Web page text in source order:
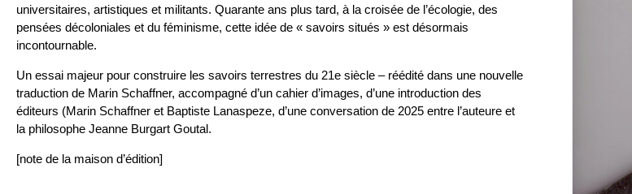
universitaires, artistiques et militants. Quarante ans plus tard, à la croisée de l’écologie, des
pensées décoloniales et du féminisme, cette idée de « savoirs situés » est désormais
incontournable.
Un essai majeur pour construire les savoirs terrestres du 21e siècle – réédité dans une nouvelle
traduction de Marin Schaffner, accompagné d’un cahier d’images, d’une introduction des
éditeurs (Marin Schaffner et Baptiste Lanaspeze, d’une conversation de 2025 entre l’auteure et
la philosophe Jeanne Burgart Goutal.
[note de la maison d’édition]